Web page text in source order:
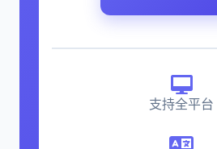
支持全平台